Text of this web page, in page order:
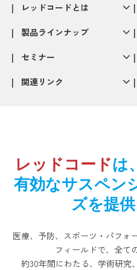
レッドコードとは
製品ラインナップ
セミナー
関連リンク
レッドコードは
有効なサスペン
ズを提供
医療、予防、スポーツ・パフォ
フィールドで、全て
約30年間にわたる、学術研究